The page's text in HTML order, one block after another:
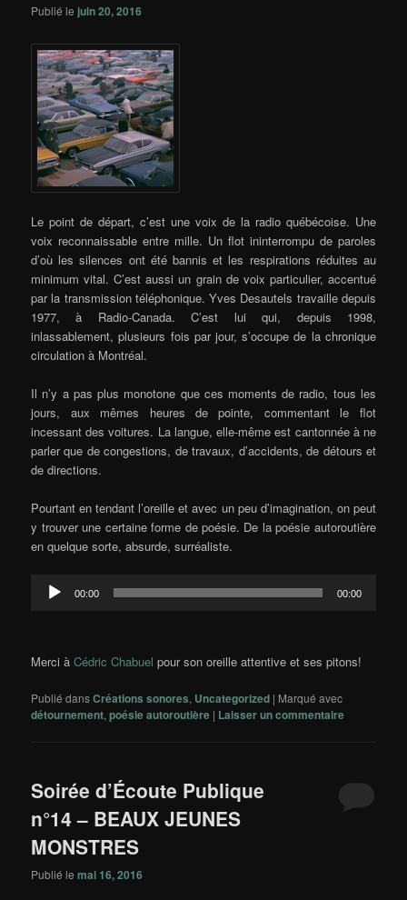
Publié le juin 20, 2016
Le point de départ, c’est une voix de la radio québécoise. Une
voix reconnaissable entre mille. Un flot ininterrompu de paroles
d’où les silences ont été bannis et les respirations réduites au
minimum vital. C’est aussi un grain de voix particulier, accentué
par la transmission téléphonique. Yves Desautels travaille depuis
1977, à Radio-Canada. C’est lui qui, depuis 1998,
inlassablement, plusieurs fois par jour, s’occupe de la chronique
circulation à Montréal.
Il n’y a pas plus monotone que ces moments de radio, tous les
jours, aux mêmes heures de pointe, commentant le flot
incessant des voitures. La langue, elle-même est cantonnée à ne
parler que de congestions, de travaux, d’accidents, de détours et
de directions.
Pourtant en tendant l’oreille et avec un peu d’imagination, on peut
y trouver une certaine forme de poésie. De la poésie autoroutière
en quelque sorte, absurde, surréaliste.
Lecteur
audio
00:00 00:00
Merci àCédric Chabuel pour son oreille attentive et ses pitons!
Publié dansCréations sonores, Uncategorized | Marqué avec
détournement,poésie autoroutière | Laisser un commentaire
Soirée d’Écoute Publique
n°14 – BEAUX JEUNES
MONSTRES
Publié lemai 16, 2016